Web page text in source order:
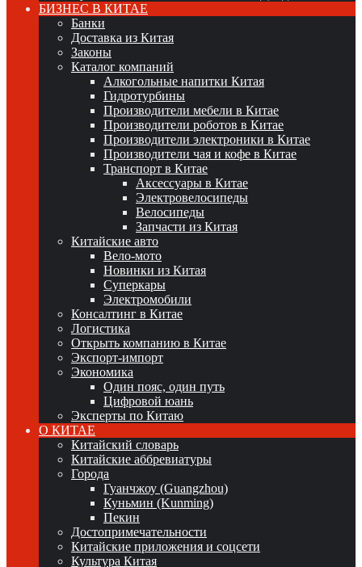
БИЗНЕС В КИТАЕ
Банки
Доставка из Китая
Законы
Каталог компаний
Алкогольные напитки Китая
Гидротурбины
Производители мебели в Китае
Производители роботов в Китае
Производители электроники в Китае
Производители чая и кофе в Китае
Транспорт в Китае
Аксессуары в Китае
Электровелосипеды
Велосипеды
Запчасти из Китая
Китайские авто
Вело-мото
Новинки из Китая
Суперкары
Электромобили
Консалтинг в Китае
Логистика
Открыть компанию в Китае
Экспорт-импорт
Экономика
Один пояс, один путь
Цифровой юань
Эксперты по Китаю
О КИТАЕ
Китайский словарь
Китайские аббревиатуры
Города
Гуанчжоу (Guangzhou)
Куньмин (Kunming)
Пекин
Достопримечательности
Китайские приложения и соцсети
Культура Китая